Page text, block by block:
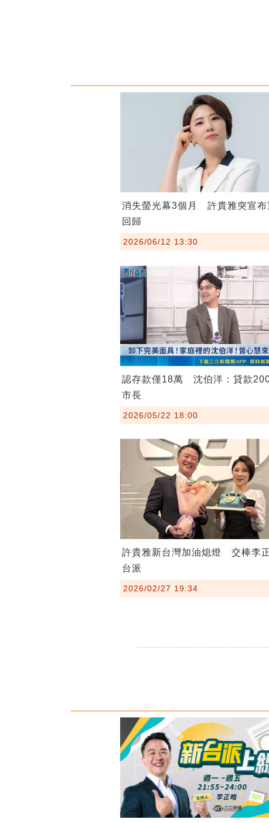
消失螢光幕3個月 許貴雅突宣布
回歸
2026/06/12 13:30
認存款僅18萬 沈伯洋：貸款
市長
2026/05/22 18:00
許貴雅新台灣加油熄燈 交棒李
台派
2026/02/27 19:34